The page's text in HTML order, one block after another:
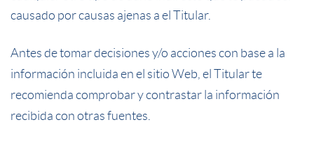
causado por causas ajenas a el Titular.
Antes de tomar decisiones y/o acciones con base a la
información incluida en el sitio Web, el Titular te
recomienda comprobar y contrastar la información
recibida con otras fuentes.